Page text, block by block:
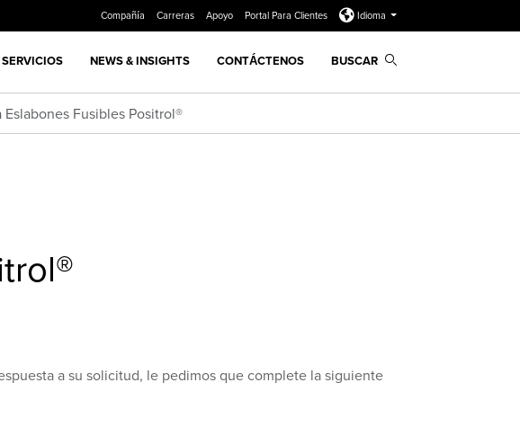
Compañía Carreras Apoyo Portal Para Clientes Idioma
NEWS & INSIGHTS CONTÁCTENOS BUSCAR
Fusibles Positrol®
a su solicitud, le pedimos que complete la siguiente